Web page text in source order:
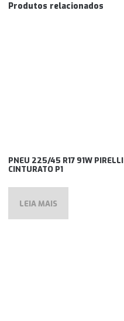
Produtos relacionados
PNEU 225/45 R17 91W PIRELLI
CINTURATO P1
LEIA MAIS